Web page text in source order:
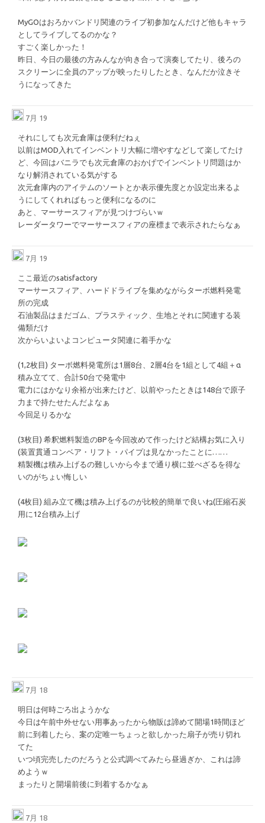
MyGOはおろかバンドリ関連のライブ初参加なんだけど他もキャラ
としてライブしてるのかな？
すごく楽しかった！
昨日、今日の最後の方みんなが向き合って演奏してたり、後ろの
スクリーンに全員のアップが映ったりしたとき、なんだか泣きそ
うになってきた
7月 19
それにしても次元倉庫は便利だねぇ
以前はMOD入れてインベントリ大幅に増やすなどして楽してたけ
ど、今回はバニラでも次元倉庫のおかげでインベントリ問題はか
なり解消されている気がする
次元倉庫内のアイテムのソートとか表示優先度とか設定出来るよ
うにしてくれればもっと便利になるのに
あと、マーサースフィアが見つけづらいｗ
レーダータワーでマーサースフィアの座標まで表示されたらなぁ
7月 19
ここ最近のsatisfactory
マーサースフィア、ハードドライブを集めながらターボ燃料発電
所の完成
石油製品はまだゴム、プラスティック、生地とそれに関連する装
備類だけ
次からいよいよコンピュータ関連に着手かな
(1,2枚目) ターボ燃料発電所は1層8台、2層4台を1組として4組＋α
積み立てて、合計50台で発電中
電力にはかなり余裕が出来たけど、以前やったときは148台で原子
力まで持たせたんだよなぁ
今回足りるかな
(3枚目) 希釈燃料製造のBPを今回改めて作ったけど結構お気に入り
(装置貫通コンベア・リフト・パイプは見なかったことに……
精製機は積み上げるの難しいから今まで通り横に並べざるを得な
いのがちょい悔しい
(4枚目) 組み立て機は積み上げるのが比較的簡単で良いね(圧縮石炭
用に12台積み上げ
7月 18
明日は何時ごろ出ようかな
今日は午前中外せない用事あったから物販は諦めて開場1時間ほど
前に到着したら、案の定唯一ちょっと欲しかった扇子が売り切れ
てた
いつ頃完売したのだろうと公式調べてみたら昼過ぎか、これは諦
めようｗ
まったりと開場前後に到着するかなぁ
7月 18